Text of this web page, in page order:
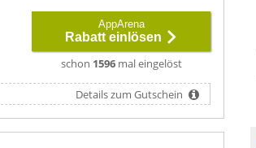
AppArena
Rabatt einlösen
schon 1596mal eingelöst
Details zum Gutschein